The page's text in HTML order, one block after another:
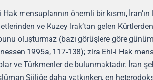
Hak mensuplarının önemli bir kısmı,
ve Kuzey Irak’tan gelen
oluşturmaz (bazı görüşlere göre
1995a, 117-138); zira Ehl-i Hak
ve Türkmenler de bulunmaktadır. İran
Şiiliğe daha yatkınken, en